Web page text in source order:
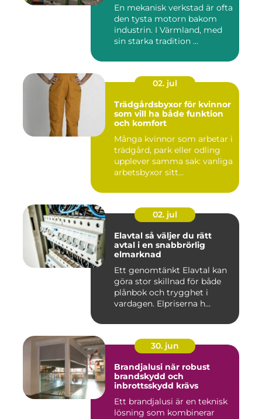
En mekanisk verkstad är ofta
den tysta motorn bakom
industrin. I Värmland, med
sin starka tradition ...
02. jul
Trädgårdsbyxor för kvinnor
som vill ha både funktion
och komfort
Många kvinnor som arbetar i
trädgård, park eller odling
upplever samma sak: vanliga
arbetsbyxor sitt...
02. jul
Elavtal så väljer du rätt
avtal i en snabbrörlig
elmarknad
Ett genomtänkt Elavtal kan
göra stor skillnad för både
plånbok och trygghet i
vardagen. Elpriserna h...
30. jun
Brandjalusi när robust
brandskydd och
inbrottsskydd krävs
Ett brandjalusi är en teknisk
lösning som kombinerar